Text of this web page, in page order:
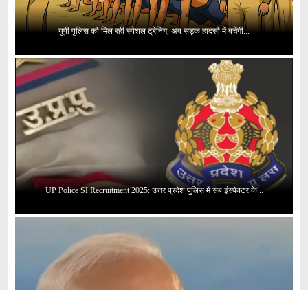
यूपी पुलिस को मिल रही स्पेशल ट्रेनिंग, अब सड़क हादसों में बचेंगी...
UP Police SI Recruitment 2025: उत्तर प्रदेश पुलिस में सब इंस्पेक्टर के...